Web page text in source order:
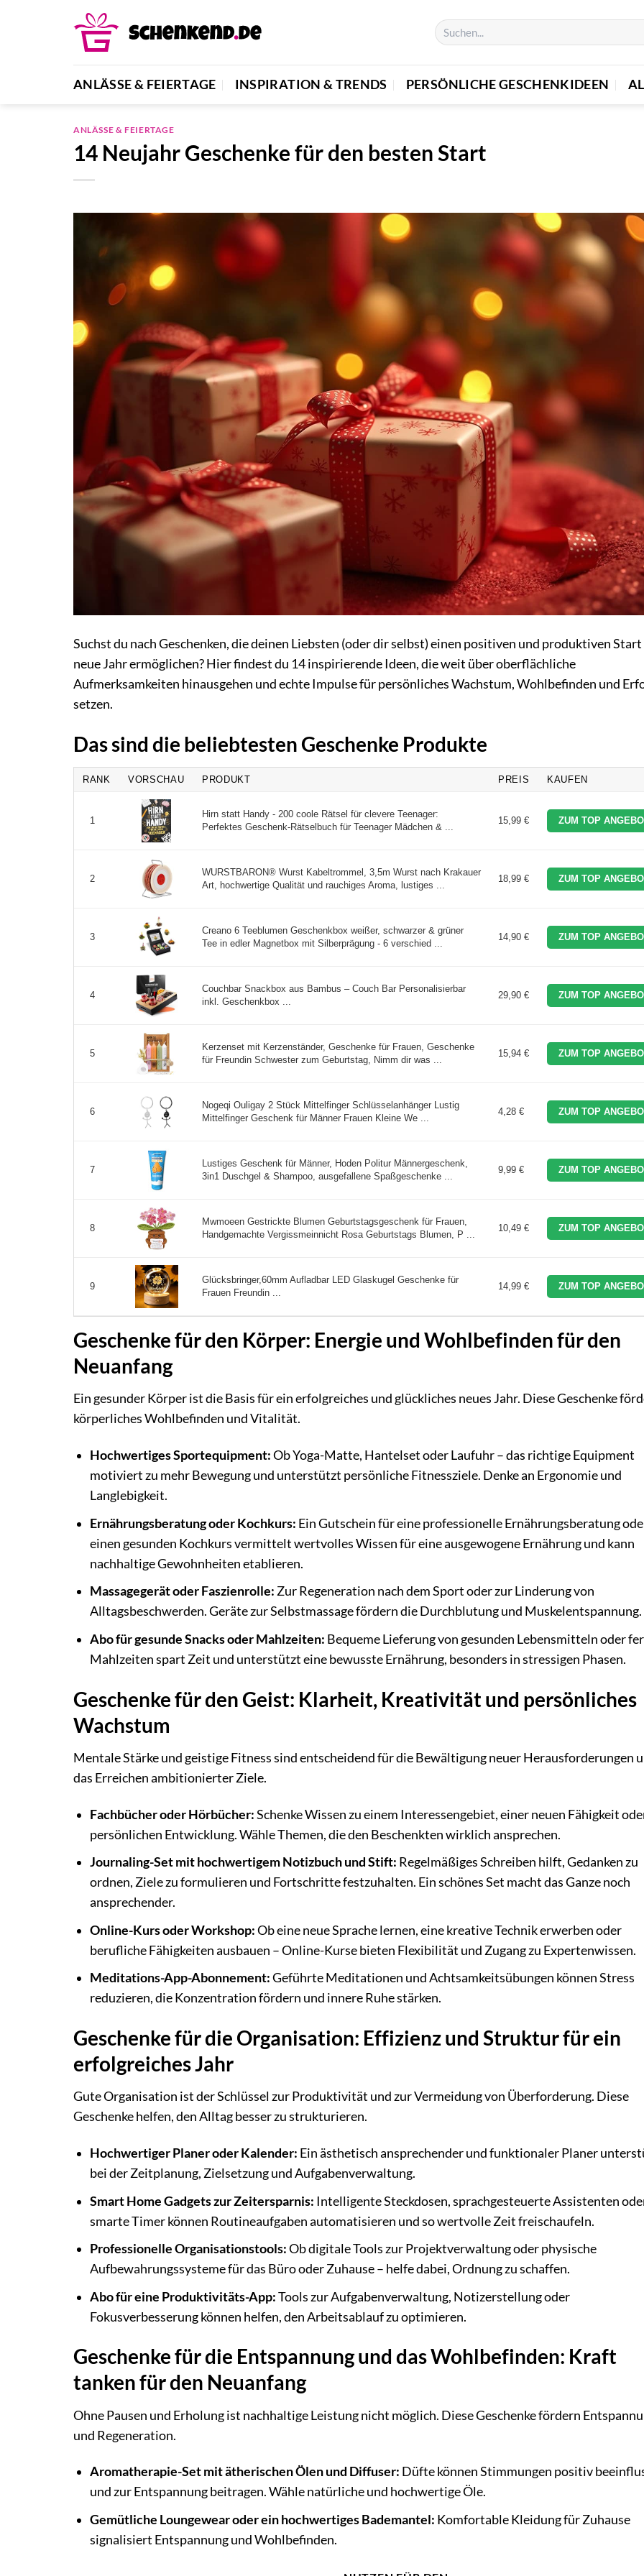
ANLÄSSE & FEIERTAGE INSPIRATION & TRENDS PERSÖNLICHE GESCHENKIDEEN
ANLÄSSE & FEIERTAGE
14 Neujahr Geschenke für den besten Start
Suchst du nach Geschenken, die deinen Liebsten (oder dir selbst) einen positiven und produktiven Start
neue Jahr ermöglichen? Hier findest du 14 inspirierende Ideen, die weit über oberflächliche
Aufmerksamkeiten hinausgehen und echte Impulse für persönliches Wachstum, Wohlbefinden und
setzen.
Das sind die beliebtesten Geschenke Produkte
RANK VORSCHAU PRODUKT PREIS KAUFEN
1
Hirn statt Handy - 200 coole Rätsel für clevere Teenager:
Perfektes Geschenk-Rätselbuch für Teenager Mädchen & ...
15,99 € ZUM TOP
2
WURSTBARON® Wurst Kabeltrommel, 3,5m Wurst nach Krakauer
Art, hochwertige Qualität und rauchiges Aroma, lustiges ...
18,99 € ZUM TOP
3
Creano 6 Teeblumen Geschenkbox weißer, schwarzer & grüner
Tee in edler Magnetbox mit Silberprägung - 6 verschied ...
14,90 € ZUM TOP
4
Couchbar Snackbox aus Bambus – Couch Bar Personalisierbar
inkl. Geschenkbox ...
29,90 € ZUM TOP
5
Kerzenset mit Kerzenständer, Geschenke für Frauen, Geschenke
für Freundin Schwester zum Geburtstag, Nimm dir was ...
15,94 € ZUM TOP
6
Nogeqi Ouligay 2 Stück Mittelfinger Schlüsselanhänger Lustig
Mittelfinger Geschenk für Männer Frauen Kleine We ...
4,28 € ZUM TOP
7
Lustiges Geschenk für Männer, Hoden Politur Männergeschenk,
3in1 Duschgel & Shampoo, ausgefallene Spaßgeschenke ...
9,99 € ZUM TOP
8
Mwmoeen Gestrickte Blumen Geburtstagsgeschenk für Frauen,
Handgemachte Vergissmeinnicht Rosa Geburtstags Blumen, P ...
10,49 € ZUM TOP
9
Glücksbringer,60mm Aufladbar LED Glaskugel Geschenke für
Frauen Freundin ...
14,99 € ZUM TOP
Geschenke für den Körper: Energie und Wohlbefinden für den
Neuanfang
Ein gesunder Körper ist die Basis für ein erfolgreiches und glückliches neues Jahr. Diese Geschenke
körperliches Wohlbefinden und Vitalität.
Hochwertiges Sportequipment:Ob Yoga-Matte, Hantelset oder Laufuhr – das richtige Equipment
motiviert zu mehr Bewegung und unterstützt persönliche Fitnessziele. Denke an Ergonomie und
Langlebigkeit.
Ernährungsberatung oder Kochkurs: Ein Gutschein für eine professionelle Ernährungsberatung
einen gesunden Kochkurs vermittelt wertvolles Wissen für eine ausgewogene Ernährung und kann
nachhaltige Gewohnheiten etablieren.
Massagegerät oder Faszienrolle: Zur Regeneration nach dem Sport oder zur Linderung von
Alltagsbeschwerden. Geräte zur Selbstmassage fördern die Durchblutung und Muskelentspannung.
Abo für gesunde Snacks oder Mahlzeiten: Bequeme Lieferung von gesunden Lebensmitteln oder
Mahlzeiten spart Zeit und unterstützt eine bewusste Ernährung, besonders in stressigen Phasen.
Geschenke für den Geist: Klarheit, Kreativität und persönliches
Wachstum
Mentale Stärke und geistige Fitness sind entscheidend für die Bewältigung neuer Herausforderungen
das Erreichen ambitionierter Ziele.
Fachbücher oder Hörbücher:Schenke Wissen zu einem Interessengebiet, einer neuen Fähigkeit
persönlichen Entwicklung. Wähle Themen, die den Beschenkten wirklich ansprechen.
Journaling-Set mit hochwertigem Notizbuch und Stift: Regelmäßiges Schreiben hilft, Gedanken zu
ordnen, Ziele zu formulieren und Fortschritte festzuhalten. Ein schönes Set macht das Ganze noch
ansprechender.
Online-Kurs oder Workshop:Ob eine neue Sprache lernen, eine kreative Technik erwerben oder
berufliche Fähigkeiten ausbauen – Online-Kurse bieten Flexibilität und Zugang zu Expertenwissen.
Meditations-App-Abonnement:Geführte Meditationen und Achtsamkeitsübungen können Stress
reduzieren, die Konzentration fördern und innere Ruhe stärken.
Geschenke für die Organisation: Effizienz und Struktur für ein
erfolgreiches Jahr
Gute Organisation ist der Schlüssel zur Produktivität und zur Vermeidung von Überforderung. Diese
Geschenke helfen, den Alltag besser zu strukturieren.
Hochwertiger Planer oder Kalender: Ein ästhetisch ansprechender und funktionaler Planer
bei der Zeitplanung, Zielsetzung und Aufgabenverwaltung.
Smart Home Gadgets zur Zeitersparnis: Intelligente Steckdosen, sprachgesteuerte Assistenten
smarte Timer können Routineaufgaben automatisieren und so wertvolle Zeit freischaufeln.
Professionelle Organisationstools:Ob digitale Tools zur Projektverwaltung oder physische
Aufbewahrungssysteme für das Büro oder Zuhause – helfe dabei, Ordnung zu schaffen.
Abo für eine Produktivitäts-App:Tools zur Aufgabenverwaltung, Notizerstellung oder
Fokusverbesserung können helfen, den Arbeitsablauf zu optimieren.
Geschenke für die Entspannung und das Wohlbefinden: Kraft
tanken für den Neuanfang
Ohne Pausen und Erholung ist nachhaltige Leistung nicht möglich. Diese Geschenke fördern
und Regeneration.
Aromatherapie-Set mit ätherischen Ölen und Diffuser: Düfte können Stimmungen positiv
und zur Entspannung beitragen. Wähle natürliche und hochwertige Öle.
Gemütliche Loungewear oder ein hochwertiges Bademantel: Komfortable Kleidung für Zuhause
signalisiert Entspannung und Wohlbefinden.